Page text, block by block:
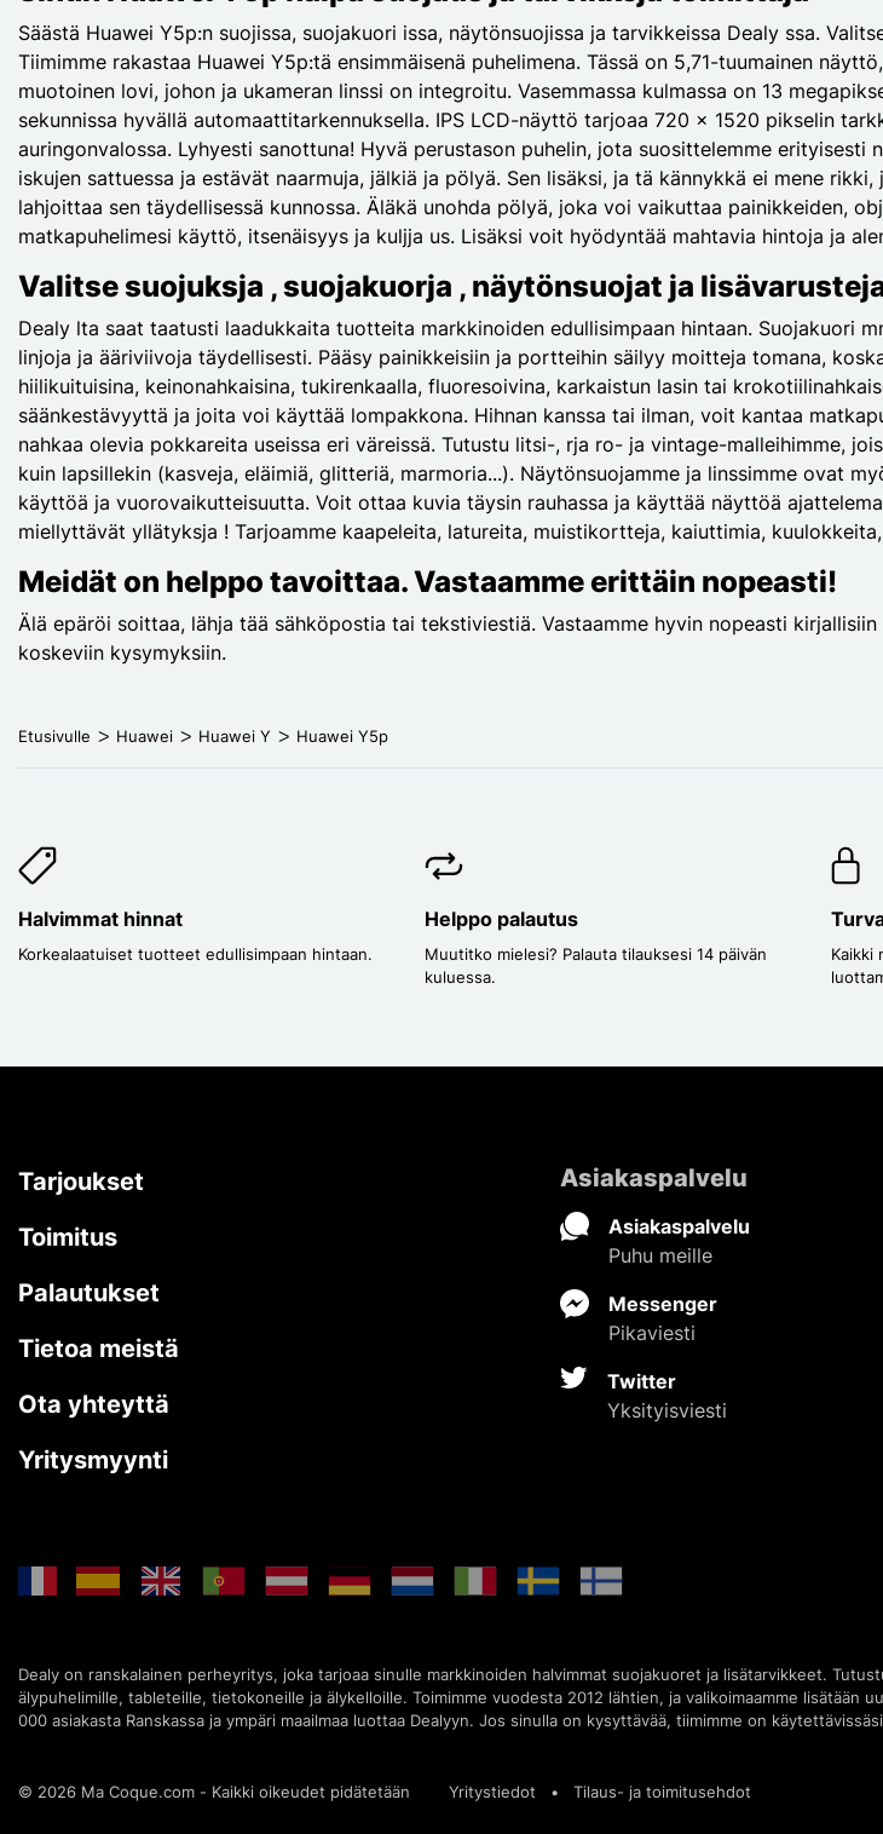
Säästä Huawei Y5p:n suojissa, suojakuori issa, näytönsuojissa ja tarvikkeissa Dealy ssa.
Tiimimme rakastaa Huawei Y5p:tä ensimmäisenä puhelimena. Tässä on 5,71-tuumainen
muotoinen lovi, johon ja ukameran linssi on integroitu. Vasemmassa kulmassa on 13
sekunnissa hyvällä automaattitarkennuksella. IPS LCD-näyttö tarjoaa 720 x 1520 pikselin
auringonvalossa. Lyhyesti sanottuna! Hyvä perustason puhelin, jota suosittelemme
iskujen sattuessa ja estävät naarmuja, jälkiä ja pölyä. Sen lisäksi, ja tä kännykkä ei mene
lahjoittaa sen täydellisessä kunnossa. Äläkä unohda pölyä, joka voi vaikuttaa painikkeiden,
matkapuhelimesi käyttö, itsenäisyys ja kuljja us. Lisäksi voit hyödyntää mahtavia hintoja ja
Valitse suojuksja , suojakuorja , näytönsuojat ja
Dealy lta saat taatusti laadukkaita tuotteita markkinoiden edullisimpaan hintaan. Suojakuori
linjoja ja ääriviivoja täydellisesti. Pääsy painikkeisiin ja portteihin säilyy moitteja tomana,
hiilikuituisina, keinonahkaisina, tukirenkaalla, fluoresoivina, karkaistun lasin tai
säänkestävyyttä ja joita voi käyttää lompakkona. Hihnan kanssa tai ilman, voit kantaa
nahkaa olevia pokkareita useissa eri väreissä. Tutustu litsi-, rja ro- ja vintage-malleihimme,
kuin lapsillekin (kasveja, eläimiä, glitteriä, marmoria...). Näytönsuojamme ja linssimme ovat
käyttöä ja vuorovaikutteisuutta. Voit ottaa kuvia täysin rauhassa ja käyttää näyttöä
miellyttävät yllätyksja ! Tarjoamme kaapeleita, latureita, muistikortteja, kaiuttimia,
Meidät on helppo tavoittaa. Vastaamme erittäin nopeasti!
Älä epäröi soittaa, lähja tää sähköpostia tai tekstiviestiä. Vastaamme hyvin nopeasti
koskeviin kysymyksiin.
Etusivulle Huawei Huawei Y Huawei Y5p
Halvimmat hinnat
Korkealaatuiset tuotteet edullisimpaan hintaan.
Helppo palautus
Muutitko mielesi? Palauta tilauksesi 14 päivän
kuluessa.
Kaikki
Tarjoukset
Toimitus
Palautukset
Tietoa meistä
Ota yhteyttä
Yritysmyynti
Asiakaspalvelu
Asiakaspalvelu
Puhu meille
Messenger
Pikaviesti
Twitter
Yksityisviesti
Dealy on ranskalainen perheyritys, joka tarjoaa sinulle markkinoiden halvimmat suojakuoret ja lisätarvikkeet.
älypuhelimille, tableteille, tietokoneille ja älykelloille. Toimimme vuodesta 2012 lähtien, ja valikoimaamme
000 asiakasta Ranskassa ja ympäri maailmaa luottaa Dealyyn. Jos sinulla on kysyttävää, tiimimme on
© 2026 Ma Coque.com - Kaikki oikeudet pidätetään Yritystiedot • Tilaus- ja toimitusehdot